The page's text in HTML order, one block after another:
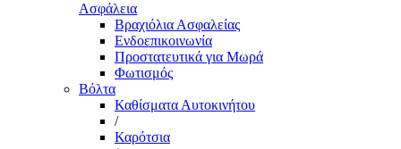
Ασφάλεια
Βραχιόλια Ασφαλείας
Ενδοεπικοινωνία
Προστατευτικά για Μωρά
Φωτισμός
Βόλτα
Καθίσματα Αυτοκινήτου
/
Καρότσια